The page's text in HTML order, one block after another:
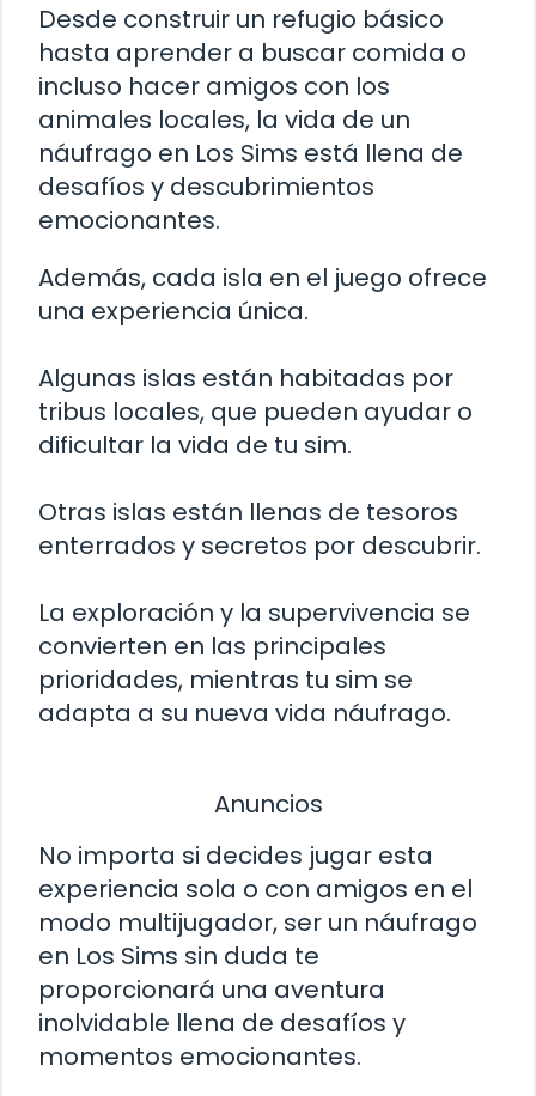
Desde construir un refugio básico
hasta aprender a buscar comida o
incluso hacer amigos con los
animales locales, la vida de un
náufrago en Los Sims está llena de
desafíos y descubrimientos
emocionantes.
Además, cada isla en el juego ofrece
una experiencia única.
Algunas islas están habitadas por
tribus locales, que pueden ayudar o
dificultar la vida de tu sim.
Otras islas están llenas de tesoros
enterrados y secretos por descubrir.
La exploración y la supervivencia se
convierten en las principales
prioridades, mientras tu sim se
adapta a su nueva vida náufrago.
Anuncios
No importa si decides jugar esta
experiencia sola o con amigos en el
modo multijugador, ser un náufrago
en Los Sims sin duda te
proporcionará una aventura
inolvidable llena de desafíos y
momentos emocionantes.